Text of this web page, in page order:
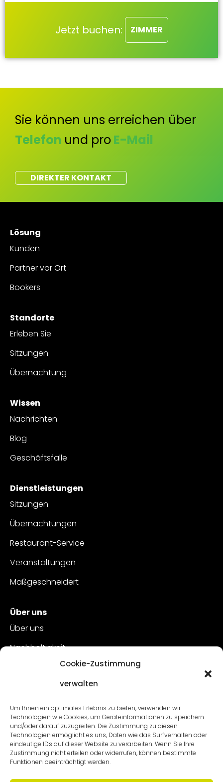
Cookie-Zustimmung
verwalten
Um Ihnen ein optimales Erlebnis zu bieten, verwenden wir
Technologien wie Cookies, um Geräteinformationen zu speichern
und/oder darauf zuzugreifen. Die Zustimmung zu diesen
Technologien ermöglicht es uns, Daten wie das Surfverhalten oder
eindeutige IDs auf dieser Website zu verarbeiten. Wenn Sie Ihre
Zustimmung nicht erteilen oder widerrufen, können bestimmte
Funktionen beeinträchtigt werden.
Jetzt buchen: ZIMMER
Sie können uns erreichen über
Telefon und proE-Mail
DIREKTER KONTAKT
Lösung
Kunden
Partner vor Ort
Bookers
Standorte
Erleben Sie
Sitzungen
Übernachtung
Wissen
Nachrichten
Blog
Geschäftsfälle
Dienstleistungen
Sitzungen
Übernachtungen
Restaurant-Service
Veranstaltungen
Maßgeschneidert
Über uns
Über uns
Nachhaltigkeit
Kundenbetreuung
Offene Stellen
Kontakt